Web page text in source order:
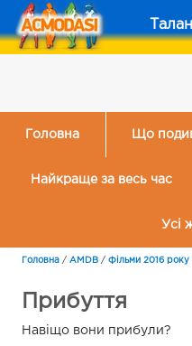
Головна Що
Найкраще за весь час
Усі
Головна / AMDB / Фільми 2016 року
Прибуття
Навіщо вони прибули?